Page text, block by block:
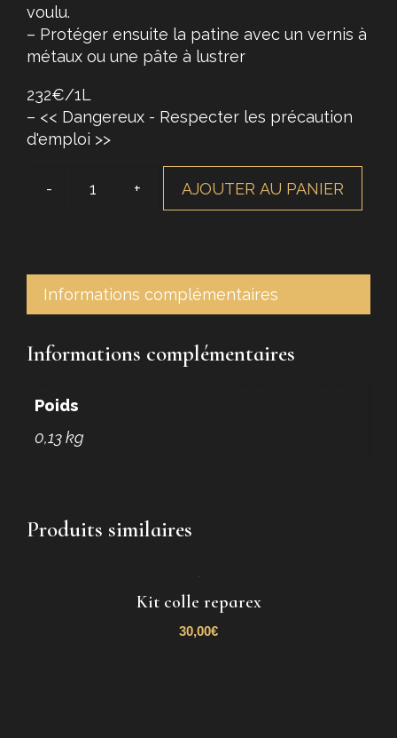
voulu.
– Protéger ensuite la patine avec un vernis à
métaux ou une pâte à lustrer
232€/1L
– << Dangereux - Respecter les précaution
d'emploi >>
quantité
a
froid
ml
AJOUTER AU PANIER
Informations complémentaires
Informations complémentaires
Poids
0,13 kg
Produits similaires
Kit colle reparex
30,00€